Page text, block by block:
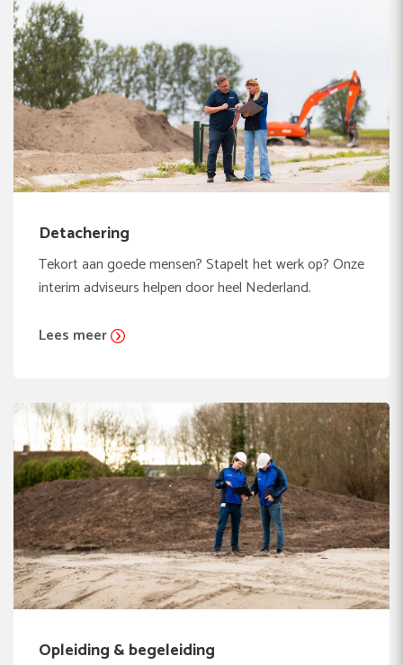
Detachering
Tekort aan goede mensen? Stapelt het werk op? Onze
interim adviseurs helpen door heel Nederland.
Lees meer
Opleiding & begeleiding